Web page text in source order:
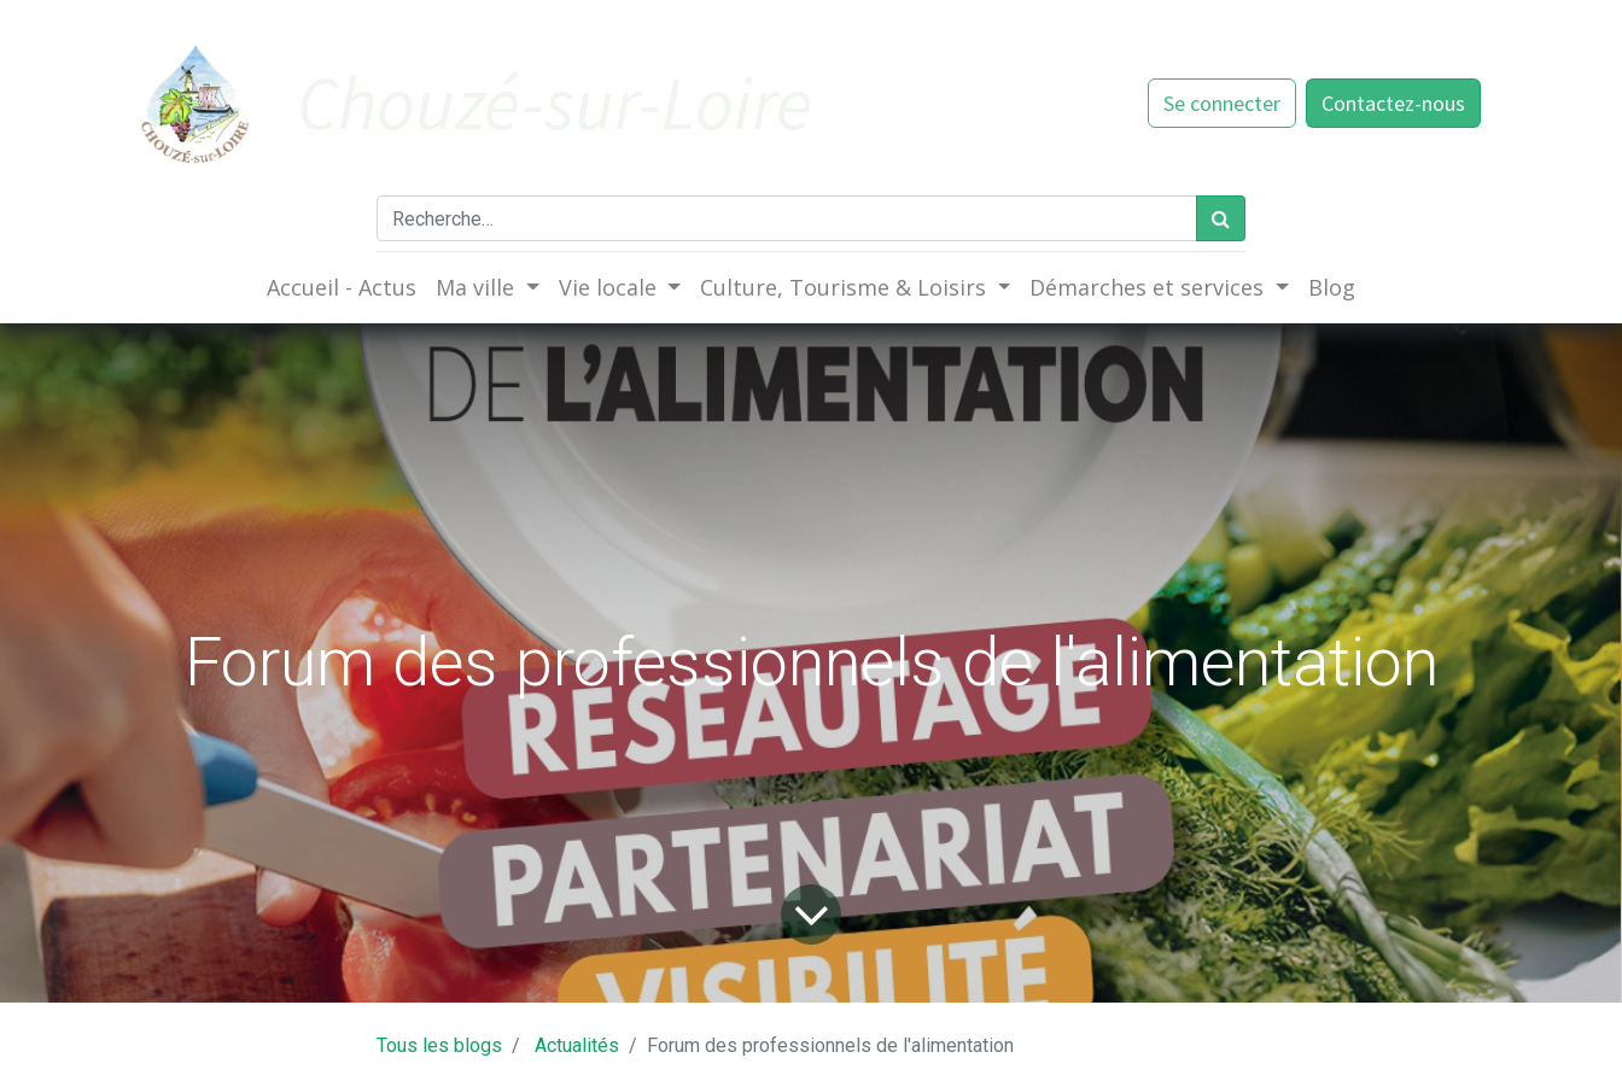
Se connecter Contactez-nous
Accueil - Actus Ma ville Vie locale Culture, Tourisme & Loisirs Démarches et services Blog
Forum des professionnels de l'alimentation
Tous les blogs Actualités Forum des professionnels de l'alimentation
Mairie - 11, Place des Déportés 37140 Chouzé-sur-Loire
Horaires d'ouverture du secrétariat